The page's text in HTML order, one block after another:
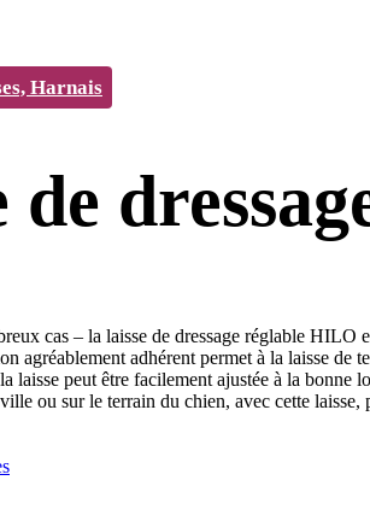
Harnais
de
cas – la laisse de dressage réglable
agréablement adhérent permet à la laisse
laisse peut être facilement ajustée à la bonne
ou sur le terrain du chien, avec cette laisse,